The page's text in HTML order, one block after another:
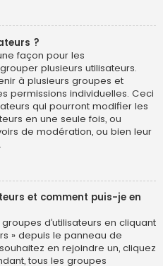
?
façon pour les
plusieurs utilisateurs.
à plusieurs groupes et
permissions individuelles. Ceci
qui pourront modifier les
en une seule fois, ou
de modération, ou bien leur
et comment puis-je en
d’utilisateurs en cliquant
» depuis le panneau de
en rejoindre un, cliquez
tous les groupes